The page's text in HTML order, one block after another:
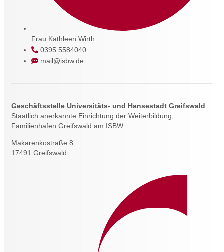
Frau Kathleen Wirth
0395 5584040
mail@isbw.de
Geschäftsstelle Universitäts- und Hansestadt Greifswald
Staatlich anerkannte Einrichtung der Weiterbildung;
Familienhafen Greifswald am ISBW
Makarenkostraße 8
17491 Greifswald